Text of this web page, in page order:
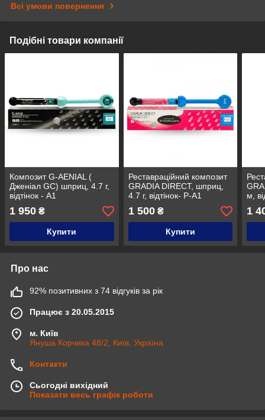
Всі умови повернення
Подібні товари компанії
Композит G-AENIAL (
Дженіал GC) шприц, 4.7 г,
відтінок - A1
1 950 ₴
Купити
Реставраційний композит
GRADIA DIRECT, шприц,
4.7 г, відтінок- P-A1
1 500₴
Купити
м,
1
Про нас
92% позитивних з 74 відгуків за рік
Працює з 20.05.2015
м. Київ
Януша Корчика 48/2, Київ, Україна
Контакти
Сьогодні вихідний
Показати весь графік роботи